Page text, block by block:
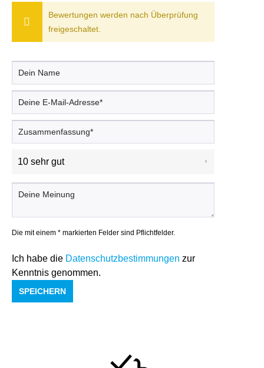
Bewertungen werden nach Überprüfung
freigeschaltet.
Die mit einem * markierten Felder sind Pflichtfelder.
Ich habe die Datenschutzbestimmungen zur
Kenntnis genommen.
SPEICHERN